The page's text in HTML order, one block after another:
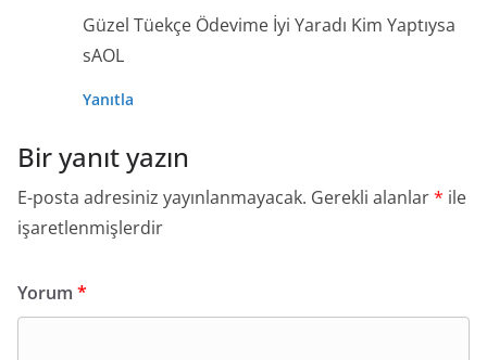
Güzel Tüekçe Ödevime İyi Yaradı Kim Yaptıysa
sAOL
Yanıtla
Bir yanıt yazın
E-posta adresiniz yayınlanmayacak. Gerekli alanlar* ile
işaretlenmişlerdir
Yorum *